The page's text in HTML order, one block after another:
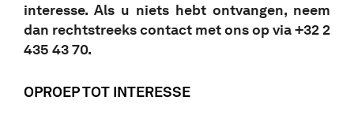
interesse. Als u niets hebt ontvangen, neem
dan rechtstreeks contact met ons op via +32 2
435 43 70.
OPROEP TOT INTERESSE